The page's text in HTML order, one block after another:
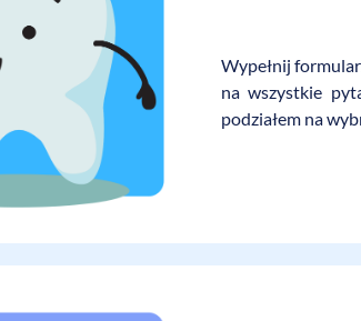
Wypełnij
na wszystkie
podziałem na